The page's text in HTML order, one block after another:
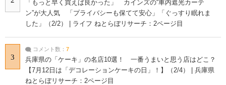
「もっと早く買えば良かった」 カインズの“車内遮光カーテ
ン”が大人気 「プライバシーも保てて安心」「ぐっすり眠れま
した」（2/2） | ライフ ねとらぼリサーチ：2ページ目
3
コメント数： 7
兵庫県の「ケーキ」の名店10選！ 一番うまいと思う店はどこ？
【7月12日は「デコレーションケーキの日」！】（2/4） | 兵庫県
ねとらぼリサーチ：2ページ目